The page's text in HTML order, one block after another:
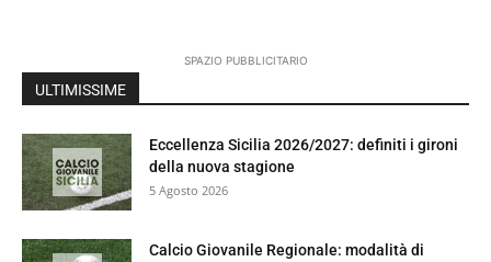
SPAZIO PUBBLICITARIO
ULTIMISSIME
Eccellenza Sicilia 2026/2027: definiti i gironi
della nuova stagione
5 Agosto 2026
Calcio Giovanile Regionale: modalità di